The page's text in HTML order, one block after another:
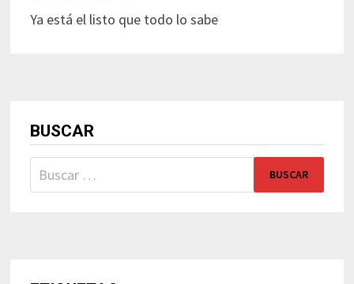
Ya está el listo que todo lo sabe
BUSCAR
Buscar: